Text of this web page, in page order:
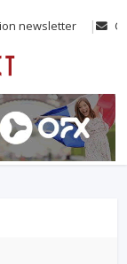
newsletter